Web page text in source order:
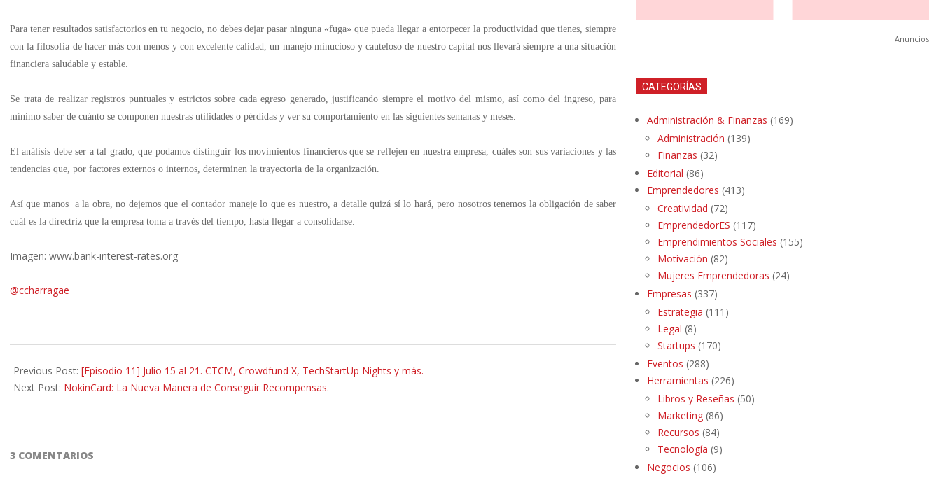
Para tener resultados satisfactorios en tu negocio, no debes dejar pasar ninguna «fuga» que pueda llegar a entorpecer la productividad que tienes, siempre
con la filosofía de hacer más con menos y con excelente calidad, un manejo minucioso y cauteloso de nuestro capital nos llevará siempre a una situación
financiera saludable y estable.
Se trata de realizar registros puntuales y estrictos sobre cada egreso generado, justificando siempre el motivo del mismo, así como del ingreso, para
mínimo saber de cuánto se componen nuestras utilidades o pérdidas y ver su comportamiento en las siguientes semanas y meses.
El análisis debe ser a tal grado, que podamos distinguir los movimientos financieros que se reflejen en nuestra empresa, cuáles son sus variaciones y las
tendencias que, por factores externos o internos, determinen la trayectoria de la organización.
Así que manos a la obra, no dejemos que el contador maneje lo que es nuestro, a detalle quizá sí lo hará, pero nosotros tenemos la obligación de saber
cuál es la directriz que la empresa toma a través del tiempo, hasta llegar a consolidarse.
Imagen: www.bank-interest-rates.org
@ccharragae
07-
15
Previous Post: [Episodio 11] Julio 15 al 21. CTCM, Crowdfund X, TechStartUp Nights y más.
Next Post: NokinCard: La Nueva Manera de Conseguir Recompensas.
3 COMENTARIOS
Anuncios
CATEGORÍAS
Administración & Finanzas (169)
Administración (139)
Finanzas (32)
Editorial (86)
Emprendedores (413)
Creatividad (72)
EmprendedorES (117)
Emprendimientos Sociales (155)
Motivación (82)
Mujeres Emprendedoras (24)
Empresas (337)
Estrategia (111)
Legal (8)
Startups (170)
Eventos (288)
Herramientas (226)
Libros y Reseñas (50)
Marketing (86)
Recursos (84)
Tecnología (9)
Negocios (106)